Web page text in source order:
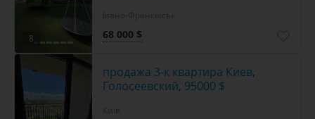
8 68 000 $
продажа 3-к квартира Киев,
Голосеевский, 95000 $